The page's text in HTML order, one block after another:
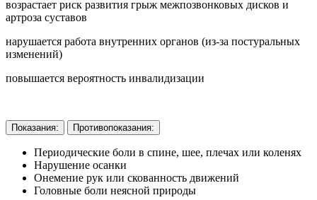
возрастает риск развития грыж межпозвонковых дисков и
артроза суставов
нарушается работа внутренних органов (из-за постуральных
изменений)
повышается вероятность инвалидизации
Показания: Противопоказания:
Периодические боли в спине, шее, плечах или коленях
Нарушение осанки
Онемение рук или скованность движений
Головные боли неясной природы